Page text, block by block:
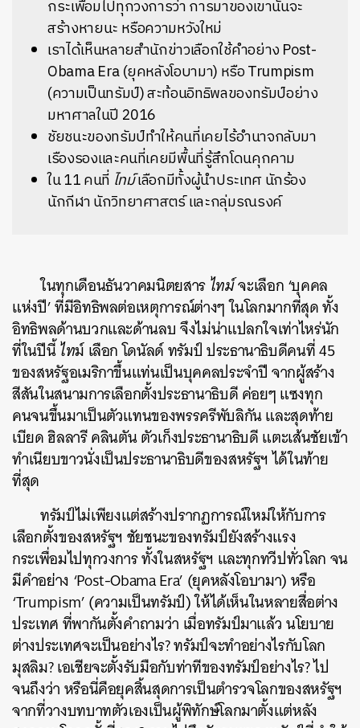
กระเพื่อมไปทุกวงการว่า การมาของเขานั้นจะ
สร้างหายนะ หรือความหวังใหม่
เราได้เห็นหลายสำนักข่าวเลือกใช้คำอย่าง Post-
Obama Era (ยุคหลังโอบามา) หรือ Trumpism
(ความเป็นทรัมป์) สะท้อนอิทธิพลของทรัมป์อย่าง
มหาศาลในปี 2016
ชัยชนะของทรัมป์ทำให้คนที่เคยไร้อำนาจกลับมา
เรืองรองและคนที่เคยมีพื้นที่รู้สึกโดนคุกคาม
ใน 11 คนที่ ไทม์เลือกมีทั้งผู้นำประเทศ นักร้อง
นักกีฬา นักวิทยาศาสตร์ และกลุ่มรณรงค์
ในทุกเดือนธันวาคมนิตยสารไทม์จะเลือก ‘บุคคล
แห่งปี’ ที่มีอิทธิพลต่อเหตุการณ์ต่างๆ ในโลกมากที่สุด ทั้ง
อิทธิพลด้านบวกและด้านลบ จึงไม่น่าแปลกใจเท่าไหร่นัก
ที่ในปีนี้ไทม์ เลือก โดนัลด์ ทรัมป์ ประธานาธิบดีคนที่ 45
ของสหรัฐอเมริกาขึ้นแท่นเป็นบุคคลประจำปี จากผู้สร้าง
สีสันในสนามการเลือกตั้งประธานาธิบดี ค่อยๆ แซงทุก
คนจนขึ้นมาเป็นตัวแทนของพรรครีพับลิกัน และสุดท้าย
เบียด ฮิลลารี คลินตัน ตัวเก็งประธานาธิบดี แตะเส้นชัยเข้า
ทำเนียบขาวนั่งเป็นประธานาธิบดีของสหรัฐฯ ได้ในท้าย
ที่สุด
ทรัมป์ไม่เพียงแต่สร้างปรากฏการณ์ใหม่ให้กับการ
เลือกตั้งของสหรัฐฯ ชัยชนะของทรัมป์ยังสร้างแรง
กระเพื่อมไปทุกวงการ ทั้งในสหรัฐฯ และทุกทวีปทั่วโลก จน
มีคำอย่าง ‘Post-Obama Era’ (ยุคหลังโอบามา) หรือ
‘Trumpism’ (ความเป็นทรัมป์) ให้ได้เห็นในหลายสื่อต่าง
ประเทศ ที่พากันตั้งคำถามว่า เมื่อทรัมป์มาแล้ว นโยบาย
ต่างประเทศจะเป็นอย่างไร? ทรัมป์จะทำอย่างไรกับโลก
มุสลิม? เอเชียจะตั้งรับมือกับท่าทีของทรัมป์อย่างไร? ไป
จนถึงว่า หรือนี่คือยุคสิ้นสุดการเป็นตำรวจโลกของสหรัฐฯ
จากที่วางบทบาทตัวเองเป็นผู้พิทักษ์โลกมาตั้งแต่หลัง